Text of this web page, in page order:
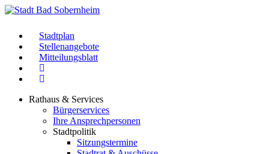
Stadtplan
Stellenangebote
Mitteilungsblatt
Rathaus & Services
Bürgerservices
Ihre Ansprechpersonen
Stadtpolitik
Sitzungstermine